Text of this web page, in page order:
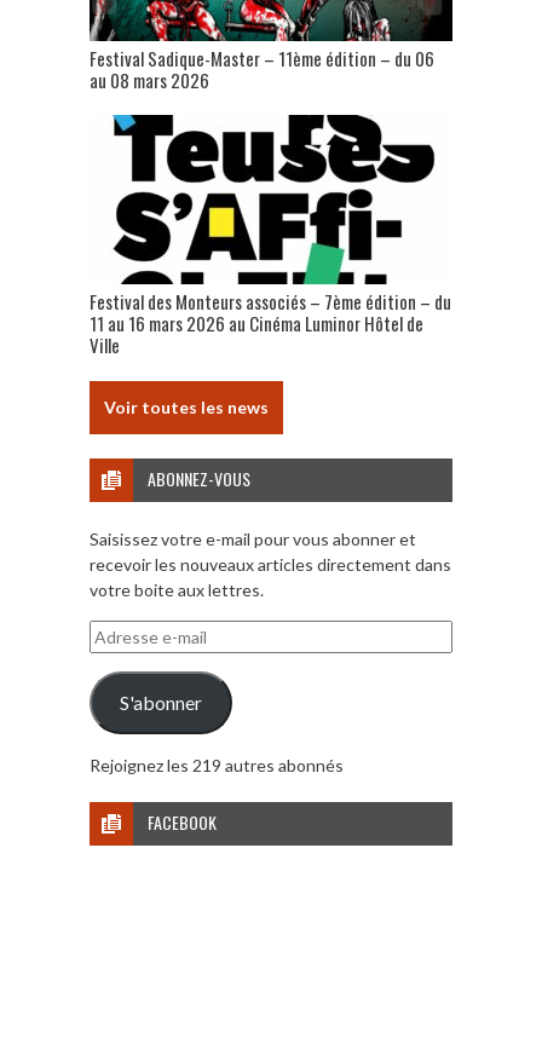
Festival Sadique-Master – 11ème édition – du 06
au 08 mars 2026
Festival des Monteurs associés – 7ème édition – du
11 au 16 mars 2026 au Cinéma Luminor Hôtel de
Ville
Voir toutes les news
ABONNEZ-VOUS
Saisissez votre e-mail pour vous abonner et
recevoir les nouveaux articles directement dans
votre boite aux lettres.
Adresse
e-
mail
S'abonner
Rejoignez les 219 autres abonnés
FACEBOOK